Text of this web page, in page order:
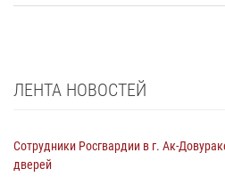
ЛЕНТА НОВОСТЕЙ
Сотрудники Росгвардии в г. Ак-
дверей